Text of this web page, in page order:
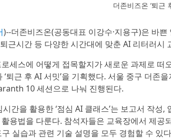
더존비즈온 ‘퇴근
)--더존비즈온(공동대표 이강수·지용구)은 바
근시간 등 다양한 시간대에 맞춘 AI 리터러시
세스에 어떻게 접목할지가 새로운 과제로
‘퇴근 후 AI 서밋’을 기획했다. 서울 중구 더존
10 세션으로 나눠 진행된다.
간을 활용한 ‘점심 AI 클래스’는 보고서 작
용법을 다룬다. 참석자들은 교육장에서 제
실습과 관련 기술 설명을 모두 경험할 수 있